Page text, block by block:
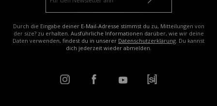
Durch die Eingabe deiner E-Mail-Adresse stimmst du zu, Mitteilungen von
der size? zu erhalten. Ausführliche Informationen darüber, wie wir deine
Daten verwenden, findest du in unserer Datenschutzerklärung. Du kannst
dich jederzeit wieder abmelden.